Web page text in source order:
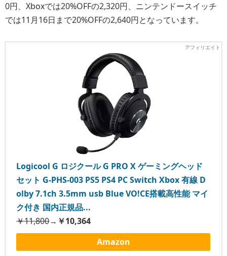
0円、Xboxでは20%OFFの2,320円、ニンテンドースイッチ
では11月16日まで20%OFFの2,640円となっています。
Logicool G ロジクール G PRO X ゲーミングヘッド
セット G-PHS-003 PS5 PS4 PC Switch Xbox 有線 D
olby 7.1ch 3.5mm usb Blue VO!CE搭載高性能 マイ
ク付き 国内正規品...
￥11,800→ ￥10,364
Amazon